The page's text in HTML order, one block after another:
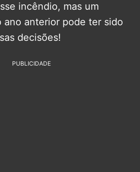
incêndio, mas um
ano anterior pode ter sido
decisões!
PUBLICIDADE